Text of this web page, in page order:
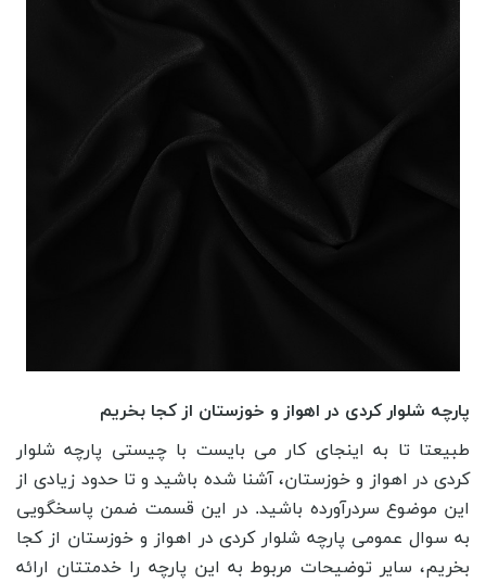
پارچه شلوار کردی در اهواز و خوزستان از کجا بخریم
طبیعتا تا به اینجای کار می بایست با چیستی پارچه شلوار
کردی در اهواز و خوزستان، آشنا شده باشید و تا حدود زیادی از
این موضوع سردرآورده باشید. در این قسمت ضمن پاسخگویی
به سوال عمومی پارچه شلوار کردی در اهواز و خوزستان از کجا
بخریم، سایر توضیحات مربوط به این پارچه را خدمتتان ارائه